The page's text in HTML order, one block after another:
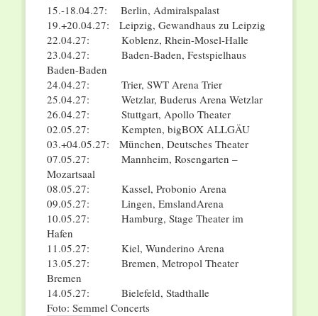
15.-18.04.27: Berlin, Admiralspalast
19.+20.04.27: Leipzig, Gewandhaus zu Leipzig
22.04.27: Koblenz, Rhein-Mosel-Halle
23.04.27: Baden-Baden, Festspielhaus
Baden-Baden
24.04.27: Trier, SWT Arena Trier
25.04.27: Wetzlar, Buderus Arena Wetzlar
26.04.27: Stuttgart, Apollo Theater
02.05.27: Kempten, bigBOX ALLGÄU
03.+04.05.27: München, Deutsches Theater
07.05.27: Mannheim, Rosengarten –
Mozartsaal
08.05.27: Kassel, Probonio Arena
09.05.27: Lingen, EmslandArena
10.05.27: Hamburg, Stage Theater im
Hafen
11.05.27: Kiel, Wunderino Arena
13.05.27: Bremen, Metropol Theater
Bremen
14.05.27: Bielefeld, Stadthalle
Foto: Semmel Concerts